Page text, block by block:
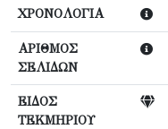
ΧΡΟΝΟΛΟΓΙΑ
ΑΡΙΘΜΟΣ
ΣΕΛΙΔΩΝ
ΕΙΔΟΣ
ΤΕΚΜΗΡΙΟΥ